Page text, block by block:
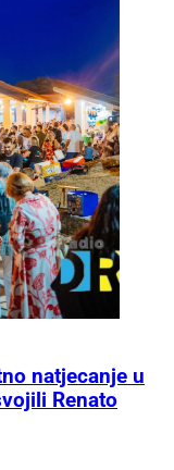
natjecanje u
Renato